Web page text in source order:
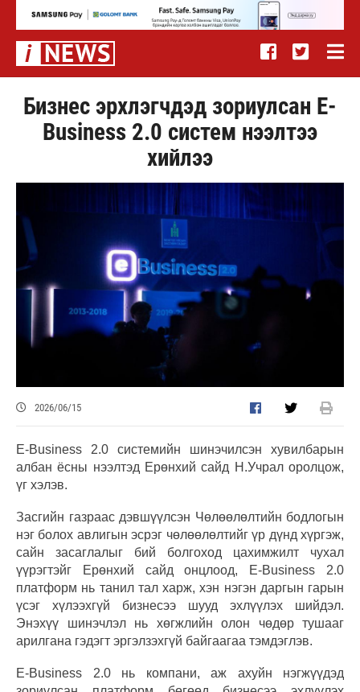
Бизнес эрхлэгчдэд зориулсан E-
Business 2.0 систем нээлтээ
хийлээ
2026/06/15
E-Business 2.0 системийн шинэчилсэн хувилбарын
албан ёсны нээлтэд Ерөнхий сайд Н.Учрал оролцож,
үг хэлэв.
Засгийн газраас дэвшүүлсэн Чөлөөлөлтийн бодлогын
нэг болох авлигын эсрэг чөлөөлөлтийг үр дүнд хүргэж,
сайн засаглалыг бий болгоход цахимжилт чухал
үүрэгтэйг Ерөнхий сайд онцлоод, E-Business 2.0
платформ нь танил тал харж, хэн нэгэн даргын гарын
үсэг хүлээхгүй бизнесээ шууд эхлүүлэх шийдэл.
Энэхүү шинэчлэл нь хөгжлийн олон чөдөр тушааг
арилгана гэдэгт эргэлзэхгүй байгаагаа тэмдэглэв.
E-Business 2.0 нь компани, аж ахуйн нэгжүүдэд